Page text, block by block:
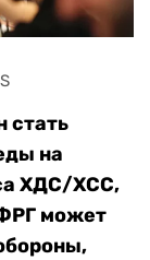
стать
на
ХДС/ХСС,
может